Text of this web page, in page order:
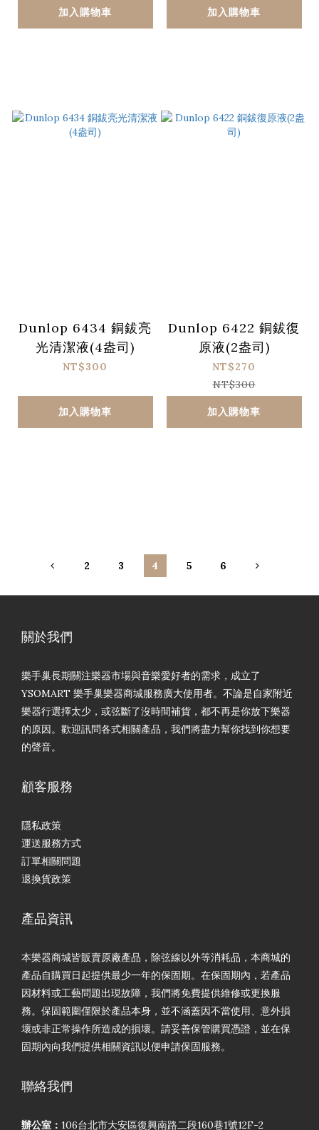
加入購物車 加入購物車
Dunlop 6434 銅鈸亮
光清潔液(4盎司)
NT$300
加入購物車
Dunlop 6422 銅鈸復
原液(2盎司)
NT$270
NT$300
加入購物車
2 3 4 5 6
關於我們
樂手巢長期關注樂器市場與音樂愛好者的需求，成立了
YSOMART 樂手巢樂器商城服務廣大使用者。不論是自家附近
樂器行選擇太少，或弦斷了沒時間補貨，都不再是你放下樂器
的原因。歡迎訊問各式相關產品，我們將盡力幫你找到你想要
的聲音。
顧客服務
隱私政策
運送服務方式
訂單相關問題
退換貨政策
產品資訊
本樂器商城皆販賣原廠產品，除弦線以外等消耗品，本商城的
產品自購買日起提供最少一年的保固期。在保固期內，若產品
因材料或工藝問題出現故障，我們將免費提供維修或更換服
務。保固範圍僅限於產品本身，並不涵蓋因不當使用、意外損
壞或非正常操作所造成的損壞。請妥善保管購買憑證，並在保
固期內向我們提供相關資訊以便申請保固服務。
聯絡我們
辦公室： 106台北市大安區復興南路二段160巷1號12F-2